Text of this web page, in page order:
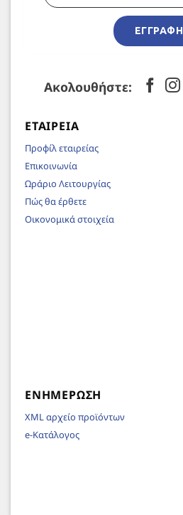
ΕΓΓΡΑΦΉ
Ακολουθήστε:
ΕΤΑΙΡΕΊΑ
Προφίλ εταιρείας
Επικοινωνία
Ωράριο Λειτουργίας
Πώς θα έρθετε
Οικονομικά στοιχεία
ΕΝΗΜΈΡΩΣΗ
XML αρχείο προϊόντων
e-Κατάλογος